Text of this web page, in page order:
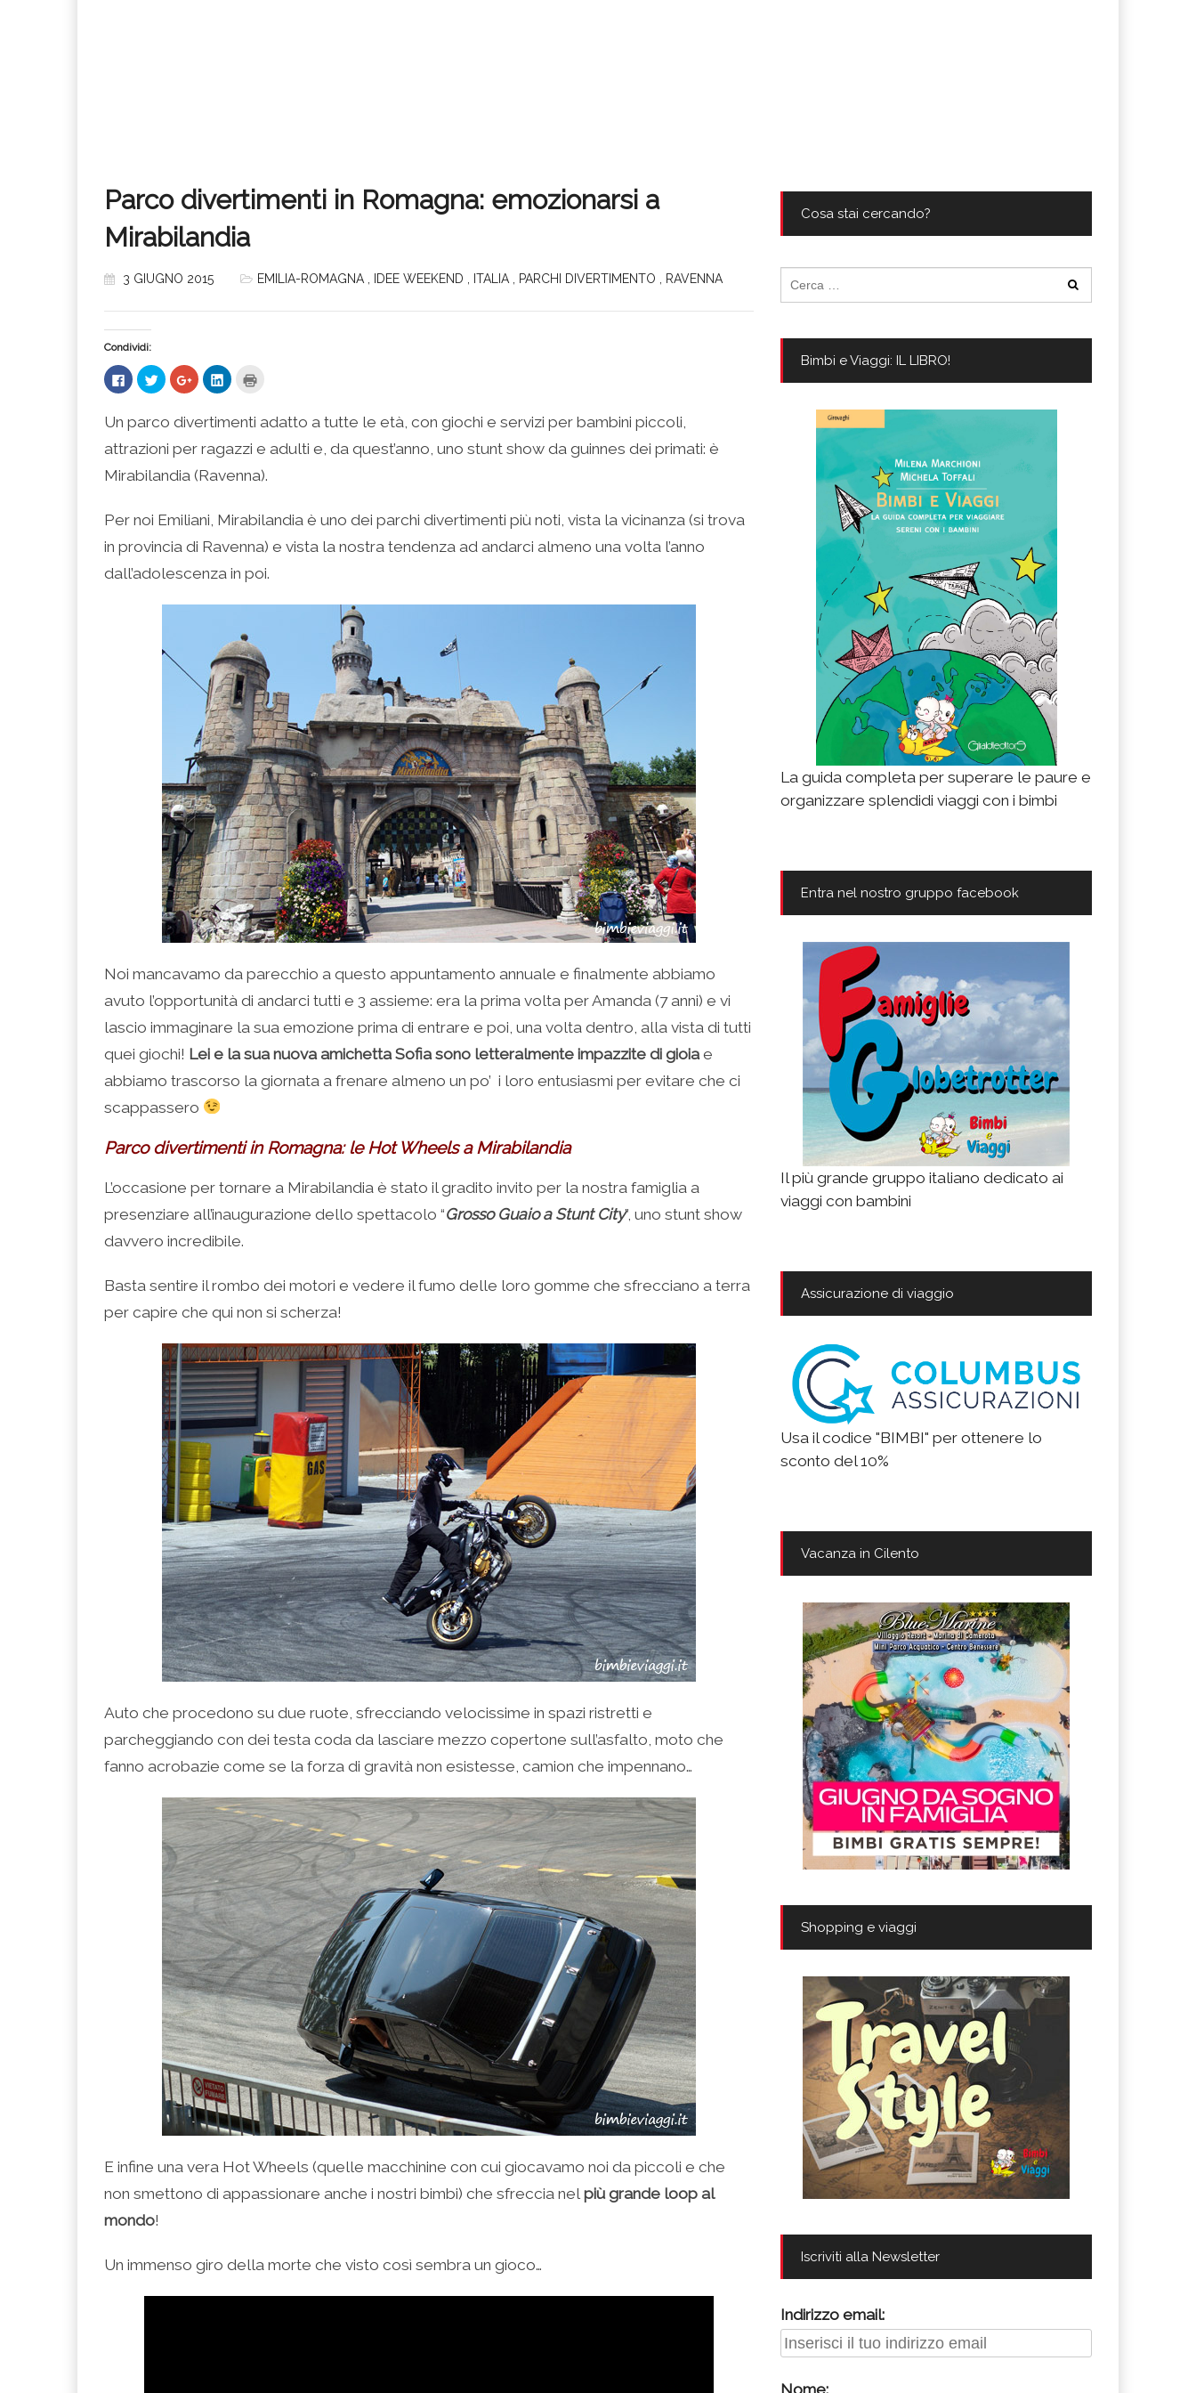
Parco divertimenti in Romagna: emozionarsi a
Mirabilandia
3 GIUGNO 2015 EMILIA-ROMAGNA IDEE WEEKEND ITALIA PARCHI DIVERTIMENTO RAVENNA
Condividi:
Fai
clic
su
Facebook
apre
una
nuova
Fai
clic
condividere
su
Twitter
(Si
apre
in
una
Fai
clic
condividere
su
(Si
in
una
Fai
clic
condividere
su
LinkedIn
(Si
in
una
stampare
(Si
in
nuova
finestra)
Un parco divertimenti adatto a tutte le età, con giochi e servizi per bambini piccoli,
attrazioni per ragazzi e adulti e, da quest’anno, uno stunt show da guinnes dei primati: è
Mirabilandia (Ravenna).
Per noi Emiliani, Mirabilandia è uno dei parchi divertimenti più noti, vista la vicinanza (si trova
in provincia di Ravenna) e vista la nostra tendenza ad andarci almeno una volta l’anno
dall’adolescenza in poi.
Noi mancavamo da parecchio a questo appuntamento annuale e finalmente abbiamo
avuto l’opportunità di andarci tutti e 3 assieme: era la prima volta per Amanda (7 anni) e vi
lascio immaginare la sua emozione prima di entrare e poi, una volta dentro, alla vista di tutti
quei giochi! Lei e la sua nuova amichetta Sofia sono letteralmente impazzite di gioiae
abbiamo trascorso la giornata a frenare almeno un po’ i loro entusiasmi per evitare che ci
scappassero
Parco divertimenti in Romagna: le Hot Wheels a Mirabilandia
L’occasione per tornare a Mirabilandia è stato il gradito invito per la nostra famiglia a
presenziare all’inaugurazione dello spettacolo “Grosso Guaio a Stunt City”, uno stunt show
davvero incredibile.
Basta sentire il rombo dei motori e vedere il fumo delle loro gomme che sfrecciano a terra
per capire che qui non si scherza!
Auto che procedono su due ruote, sfrecciando velocissime in spazi ristretti e
parcheggiando con dei testa coda da lasciare mezzo copertone sull’asfalto, moto che
fanno acrobazie come se la forza di gravità non esistesse, camion che impennano…
E infine una vera Hot Wheels (quelle macchinine con cui giocavamo noi da piccoli e che
non smettono di appassionare anche i nostri bimbi) che sfreccia nel più grande loop al
mondo!
Un immenso giro della morte che visto così sembra un gioco…
Cosa stai cercando?
per:
Bimbi e Viaggi: IL LIBRO!
La guida completa per superare le paure e
organizzare splendidi viaggi con i bimbi
Entra nel nostro gruppo facebook
Il più grande gruppo italiano dedicato ai
viaggi con bambini
Assicurazione di viaggio
Usa il codice "BIMBI" per ottenere lo
sconto del 10%
Vacanza in Cilento
Shopping e viaggi
Iscriviti alla Newsletter
Indirizzo email: